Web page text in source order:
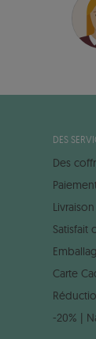
DES
Des
Satisfait
Carte
-20% |